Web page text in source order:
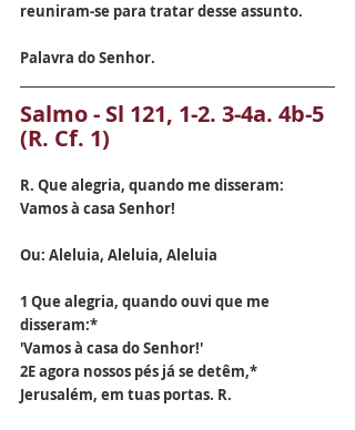
reuniram-se para tratar desse assunto.
Palavra do Senhor.
Salmo - Sl 121, 1-2. 3-4a. 4b-5
(R. Cf. 1)
R. Que alegria, quando me disseram:
Vamos à casa Senhor!
Ou: Aleluia, Aleluia, Aleluia
1 Que alegria, quando ouvi que me
disseram:*
'Vamos à casa do Senhor!'
2E agora nossos pés já se detêm,*
Jerusalém, em tuas portas. R.